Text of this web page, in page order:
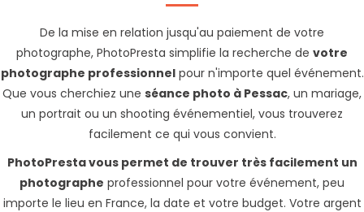
De la mise en relation jusqu'au paiement de votre
photographe, PhotoPresta simplifie la recherche de votre
photographe professionnelpour n'importe quel événement.
Que vous cherchiez une séance photo à Pessac, un mariage,
un portrait ou un shooting événementiel, vous trouverez
facilement ce qui vous convient.
PhotoPresta vous permet de trouver très facilement un
photographe professionnel pour votre événement, peu
importe le lieu en France, la date et votre budget. Votre argent